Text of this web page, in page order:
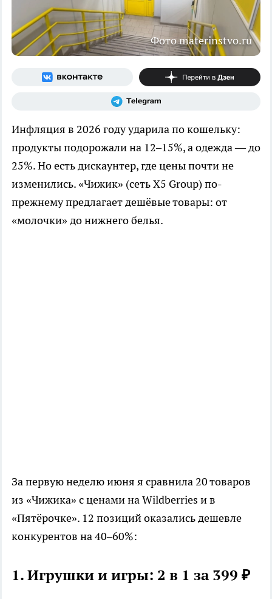
Фото materinstvo.ru
Инфляция в 2026 году ударила по кошельку:
продукты подорожали на 12–15%, а одежда — до
25%. Но есть дискаунтер, где цены почти не
изменились. «Чижик» (сеть X5 Group) по-
прежнему предлагает дешёвые товары: от
«молочки» до нижнего белья.
За первую неделю июня я сравнила 20 товаров
из «Чижика» с ценами на Wildberries и в
«Пятёрочке». 12 позиций оказались дешевле
конкурентов на 40–60%:
1. Игрушки и игры: 2 в 1 за 399 ₽